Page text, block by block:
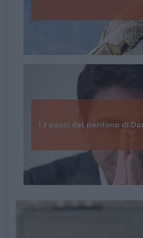
I 7 passi del perdono di